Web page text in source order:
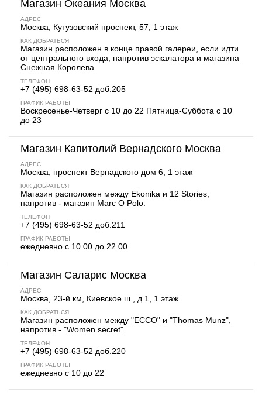
Магазин Океания Москва
АДРЕС
Москва, Кутузовский проспект, 57, 1 этаж
КАК ДОБРАТЬСЯ
Магазин расположен в конце правой галереи, если идти
от центрального входа, напротив эскалатора и магазина
Снежная Королева.
ТЕЛЕФОН
+7 (495) 698-63-52 доб.205
ГРАФИК РАБОТЫ
Воскресенье-Четверг с 10 до 22 Пятница-Суббота с 10
до 23
Магазин Капитолий Вернадского Москва
АДРЕС
Москва, проспект Вернадского дом 6, 1 этаж
КАК ДОБРАТЬСЯ
Магазин расположен между Ekonika и 12 Stories,
напротив - магазин Marc O Polo.
ТЕЛЕФОН
+7 (495) 698-63-52 доб.211
ГРАФИК РАБОТЫ
ежедневно с 10.00 до 22.00
Магазин Саларис Москва
АДРЕС
Москва, 23-й км, Киевское ш., д.1, 1 этаж
КАК ДОБРАТЬСЯ
Магазин расположен между "ECCO" и "Thomas Munz",
напротив - "Women secret".
ТЕЛЕФОН
+7 (495) 698-63-52 доб.220
ГРАФИК РАБОТЫ
ежедневно с 10 до 22